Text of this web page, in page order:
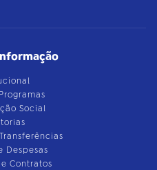
Social
Despesas
Contratos